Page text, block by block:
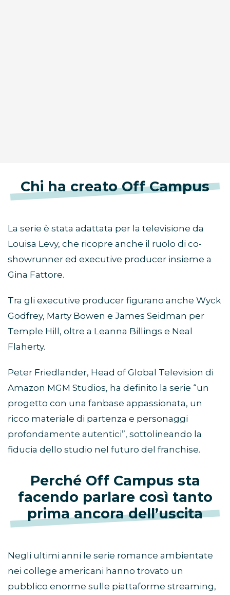
Chi ha creato Off Campus
La serie è stata adattata per la televisione da
Louisa Levy, che ricopre anche il ruolo di co-
showrunner ed executive producer insieme a
Gina Fattore.
Tra gli executive producer figurano anche Wyck
Godfrey, Marty Bowen e James Seidman per
Temple Hill, oltre a Leanna Billings e Neal
Flaherty.
Peter Friedlander, Head of Global Television di
Amazon MGM Studios, ha definito la serie “un
progetto con una fanbase appassionata, un
ricco materiale di partenza e personaggi
profondamente autentici”, sottolineando la
fiducia dello studio nel futuro del franchise.
Perché Off Campus sta
facendo parlare così tanto
prima ancora dell’uscita
Negli ultimi anni le serie romance ambientate
nei college americani hanno trovato un
pubblico enorme sulle piattaforme streaming,